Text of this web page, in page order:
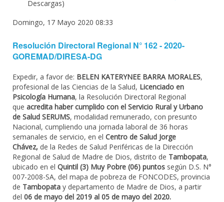
Descargas)
Domingo, 17 Mayo 2020 08:33
Resolución Directoral Regional N° 162 - 2020-
GOREMAD/DIRESA-DG
Expedir, a favor de: BELEN KATERYNEE BARRA MORALES,
profesional de las Ciencias de la Salud, Licenciado en
Psicología Humana, la Resolución Directoral Regional
que acredita haber cumplido con el Servicio Rural y Urbano
de Salud SERUMS, modalidad remunerado, con presunto
Nacional, cumpliendo una jornada laboral de 36 horas
semanales de servicio, en el Centro de Salud Jorge
Chávez, de la Redes de Salud Periféricas de la Dirección
Regional de Salud de Madre de Dios, distrito de Tambopata,
ubicado en el Quintil (3) Muy Pobre (06) puntos según D.S. N°
007-2008-SA, del mapa de pobreza de FONCODES, provincia
de Tambopata y departamento de Madre de Dios, a partir
del 06 de mayo del 2019 al 05 de mayo del 2020.